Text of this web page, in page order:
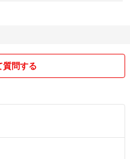
質問する